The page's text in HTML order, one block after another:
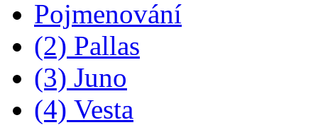
Pojmenování
(2) Pallas
(3) Juno
(4) Vesta